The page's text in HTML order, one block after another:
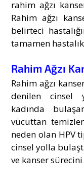
rahim ağzı
Rahim ağzı
belirteci
tamamen
Rahim Ağzı
Rahim ağzı
denilen cinsel
kadında
vücuttan
neden olan HPV
cinsel yolla
ve kanser